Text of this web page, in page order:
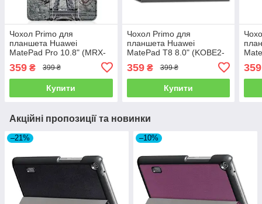
Чохол Primo для
планшета Huawei
MatePad Pro 10.8" (MRX-
AL09) Slim - Paris
359 ₴ 399 ₴
Купити
Чохол Primo для
планшета Huawei
MatePad T8 8.0" (KOBE2-
L09 / KOBE2-L03 / KOBE2-
W09) Slim - Black
359₴ 399 ₴
Купити
359
Акційні пропозиції та новинки
–21% –10%